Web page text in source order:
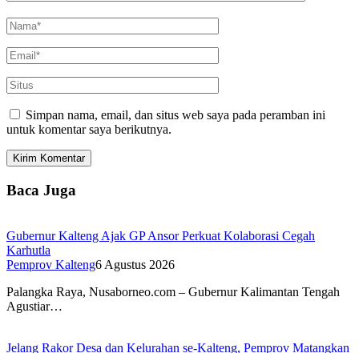
Simpan nama, email, dan situs web saya pada peramban ini
untuk komentar saya berikutnya.
Baca Juga
Gubernur Kalteng Ajak GP Ansor Perkuat Kolaborasi Cegah
Karhutla
Pemprov Kalteng6 Agustus 2026
Palangka Raya, Nusaborneo.com – Gubernur Kalimantan Tengah
Agustiar…
Jelang Rakor Desa dan Kelurahan se-Kalteng, Pemprov Matangkan